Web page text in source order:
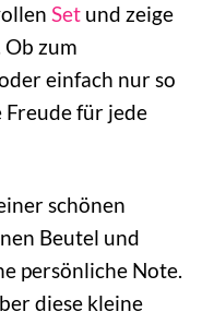
Set und zeige
Ob zum
einfach nur so
Freude für jede
schönen
Beutel und
persönliche Note.
diese kleine